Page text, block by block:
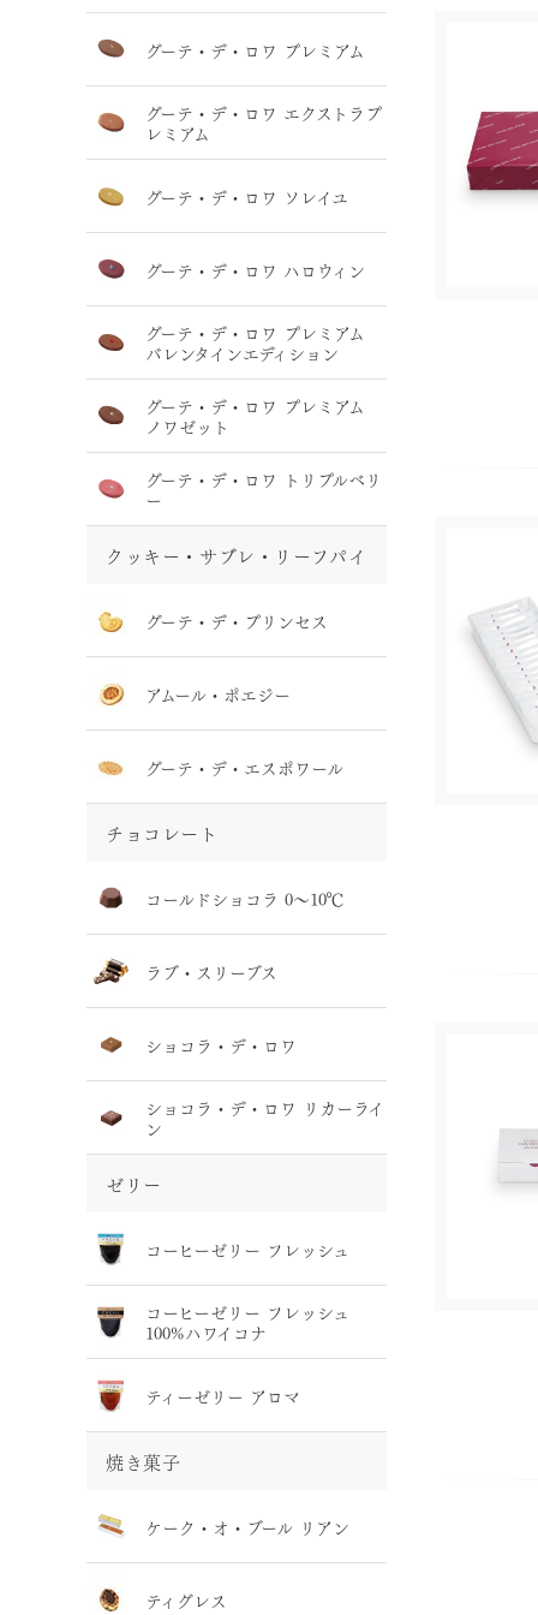
グーテ・デ・ロワ プレミアム
グーテ・デ・ロワ エクストラプ
レミアム
グーテ・デ・ロワ ソレイユ
グーテ・デ・ロワ ハロウィン
グーテ・デ・ロワ プレミアム
バレンタインエディション
グーテ・デ・ロワ プレミアム
ノワゼット
グーテ・デ・ロワ トリプルベリ
ー
クッキー・サブレ・リーフパイ
グーテ・デ・プリンセス
アムール・ポエジー
グーテ・デ・エスポワール
チョコレート
コールドショコラ 0～10℃
ラブ・スリーブス
ショコラ・デ・ロワ
ショコラ・デ・ロワ リカーライ
ン
ゼリー
コーヒーゼリー フレッシュ
コーヒーゼリー フレッシュ
100%ハワイコナ
ティーゼリー アロマ
焼き菓子
ケーク・オ・ブール リアン
ティグレス